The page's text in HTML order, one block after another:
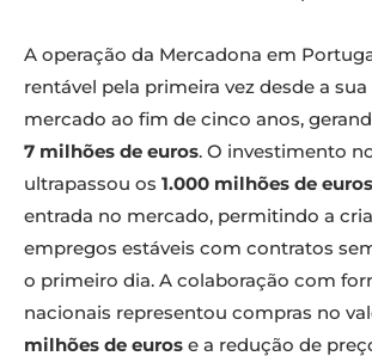
A operação da Mercadona em
rentável pela primeira vez desde a
mercado ao fim de cinco anos,
7 milhões de euros. O investimento
ultrapassou os 1.000 milhões de euros
entrada no mercado, permitindo a
empregos estáveis com contratos
o primeiro dia. A colaboração com
nacionais representou compras no
milhões de euros e a redução de